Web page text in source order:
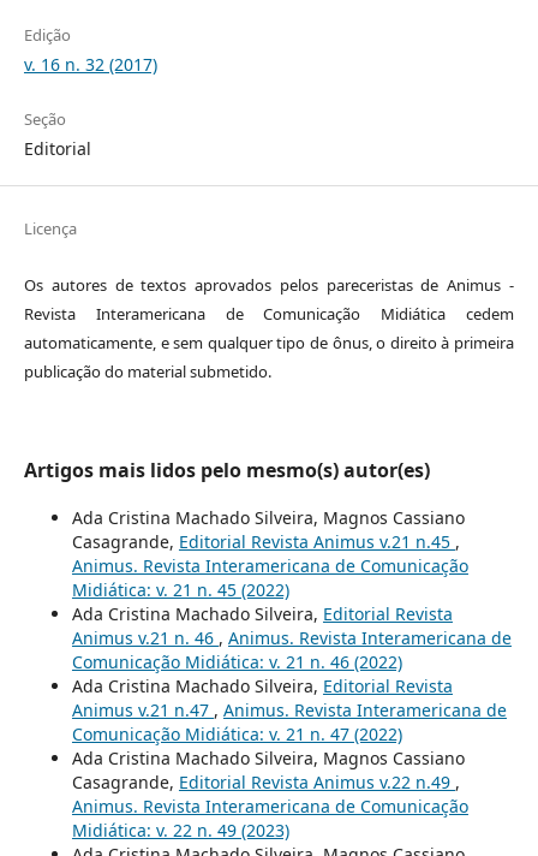
Edição
v. 16 n. 32 (2017)
Seção
Editorial
Licença
Os autores de textos aprovados pelos pareceristas de Animus -
Revista Interamericana de Comunicação Midiática cedem
automaticamente, e sem qualquer tipo de ônus, o direito à primeira
publicação do material submetido.
Artigos mais lidos pelo mesmo(s) autor(es)
Ada Cristina Machado Silveira, Magnos Cassiano
Casagrande, Editorial Revista Animus v.21 n.45 ,
Animus. Revista Interamericana de Comunicação
Midiática: v. 21 n. 45 (2022)
Ada Cristina Machado Silveira, Editorial Revista
Animus v.21 n. 46 , Animus. Revista Interamericana de
Comunicação Midiática: v. 21 n. 46 (2022)
Ada Cristina Machado Silveira, Editorial Revista
Animus v.21 n.47 , Animus. Revista Interamericana de
Comunicação Midiática: v. 21 n. 47 (2022)
Ada Cristina Machado Silveira, Magnos Cassiano
Casagrande, Editorial Revista Animus v.22 n.49 ,
Animus. Revista Interamericana de Comunicação
Midiática: v. 22 n. 49 (2023)